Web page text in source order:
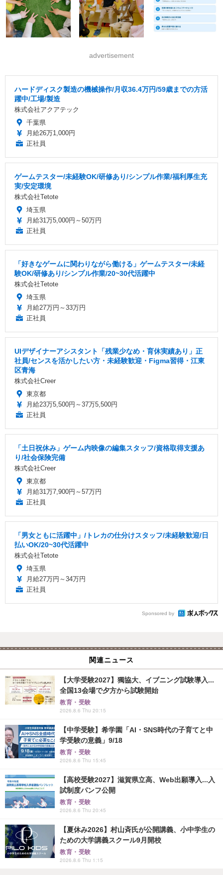
advertisement
ハードディスク製造の機械操作/月収36.4万円/59歳までの方活
躍中/工場/製造
株式会社アクアテック
千葉県
月給26万1,000円
正社員
ゲームテスター/未経験OK/研修あり/シンプル作業/福利厚生充
実/安定環境
株式会社Tetote
埼玉県
月給31万5,000円～50万円
正社員
「好きなゲームに関わりながら働ける」ゲームテスター/未経
験OK/研修あり/シンプル作業/20~30代活躍中
株式会社Tetote
埼玉県
月給27万円～33万円
正社員
UIデザイナーアシスタント「残業少なめ・育休実績あり」正
社員/センスを活かしたい方・未経験歓迎・Figma習得・江東
区青海
株式会社Creer
東京都
月給23万5,500円～37万5,500円
正社員
「土日祝休み」ゲーム内映像の編集スタッフ/資格取得支援あ
り/社会保険完備
株式会社Creer
東京都
月給31万7,900円～57万円
正社員
「男女ともに活躍中」/トレカの仕分けスタッフ/未経験歓迎/日
払いOK/20~30代活躍中
株式会社Tetote
埼玉県
月給27万円～34万円
正社員
Sponsored by
関連ニュース
【大学受験2027】獨協大、イブニング試験導入...
全国13会場で夕方から試験開始
教育・受験
2026.8.6 Thu 20:15
【中学受験】希学園「AI・SNS時代の子育てと中
学受験の意義」9/18
教育・受験
2026.8.6 Thu 15:45
【高校受験2027】滋賀県立高、Web出願導入...入
試制度パンフ公開
教育・受験
2026.8.6 Thu 20:45
【夏休み2026】村山斉氏が公開講義、小中学生の
ための大学講義スクール9月開校
教育・受験
2026.8.6 Thu 1:15